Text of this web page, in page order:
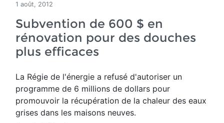
1 août, 2012
Subvention de 600 $ en
rénovation pour des douches
plus efficaces
La Régie de l'énergie a refusé d'autoriser un
programme de 6 millions de dollars pour
promouvoir la récupération de la chaleur des eaux
grises dans les maisons neuves.